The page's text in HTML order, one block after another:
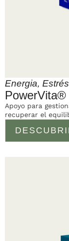
Energia,
PowerVita®
Apoyo para
recuperar el